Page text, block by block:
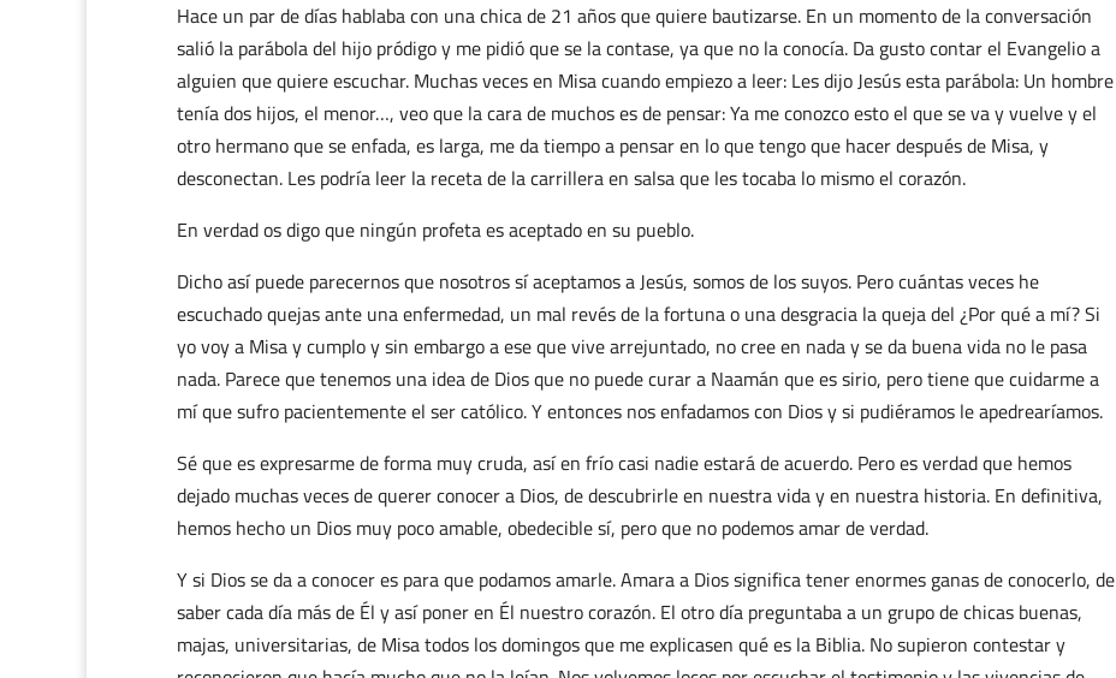
Hace un par de días hablaba con una chica de 21 años que quiere bautizarse. En un momento de la conversación
salió la parábola del hijo pródigo y me pidió que se la contase, ya que no la conocía. Da gusto contar el Evangelio a
alguien que quiere escuchar. Muchas veces en Misa cuando empiezo a leer: Les dijo Jesús esta parábola: Un hombre
tenía dos hijos, el menor…, veo que la cara de muchos es de pensar: Ya me conozco esto el que se va y vuelve y el
otro hermano que se enfada, es larga, me da tiempo a pensar en lo que tengo que hacer después de Misa, y
desconectan. Les podría leer la receta de la carrillera en salsa que les tocaba lo mismo el corazón.
En verdad os digo que ningún profeta es aceptado en su pueblo.
Dicho así puede parecernos que nosotros sí aceptamos a Jesús, somos de los suyos. Pero cuántas veces he
escuchado quejas ante una enfermedad, un mal revés de la fortuna o una desgracia la queja del ¿Por qué a mí? Si
yo voy a Misa y cumplo y sin embargo a ese que vive arrejuntado, no cree en nada y se da buena vida no le pasa
nada. Parece que tenemos una idea de Dios que no puede curar a Naamán que es sirio, pero tiene que cuidarme a
mí que sufro pacientemente el ser católico. Y entonces nos enfadamos con Dios y si pudiéramos le apedrearíamos.
Sé que es expresarme de forma muy cruda, así en frío casi nadie estará de acuerdo. Pero es verdad que hemos
dejado muchas veces de querer conocer a Dios, de descubrirle en nuestra vida y en nuestra historia. En definitiva,
hemos hecho un Dios muy poco amable, obedecible sí, pero que no podemos amar de verdad.
Y si Dios se da a conocer es para que podamos amarle. Amara a Dios significa tener enormes ganas de conocerlo, de
saber cada día más de Él y así poner en Él nuestro corazón. El otro día preguntaba a un grupo de chicas buenas,
majas, universitarias, de Misa todos los domingos que me explicasen qué es la Biblia. No supieron contestar y